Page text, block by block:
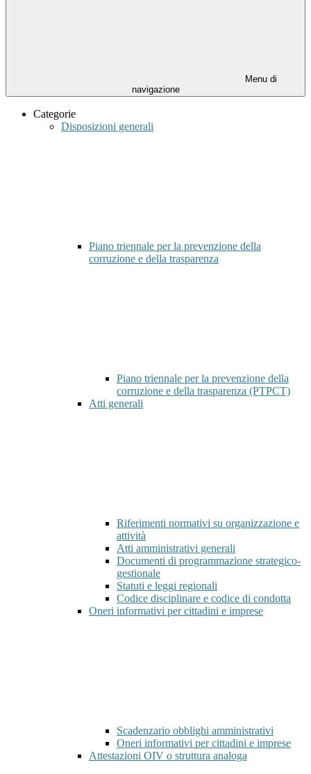
Menu di
navigazione
Categorie
Disposizioni generali
Piano triennale per la prevenzione della
corruzione e della trasparenza
Piano triennale per la prevenzione della
corruzione e della trasparenza (PTPCT)
Atti generali
Riferimenti normativi su organizzazione e
attività
Atti amministrativi generali
Documenti di programmazione strategico-
gestionale
Statuti e leggi regionali
Codice disciplinare e codice di condotta
Oneri informativi per cittadini e imprese
Scadenzario obblighi amministrativi
Oneri informativi per cittadini e imprese
Attestazioni OIV o struttura analoga